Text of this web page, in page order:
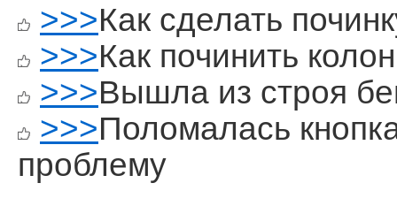
>>>Как сделать
>>>Как починить
>>>Вышла из строя
>>>Поломалась
проблему